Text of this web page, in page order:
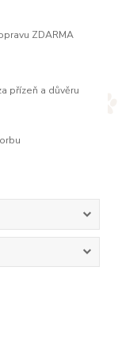
ZDARMA
přízeň a důvěru